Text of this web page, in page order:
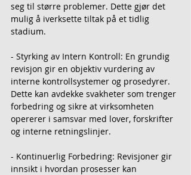
seg til større problemer. Dette gjør det
mulig å iverksette tiltak på et tidlig
stadium.
- Styrking av Intern Kontroll: En grundig
revisjon gir en objektiv vurdering av
interne kontrollsystemer og prosedyrer.
Dette kan avdekke svakheter som trenger
forbedring og sikre at virksomheten
opererer i samsvar med lover, forskrifter
og interne retningslinjer.
- Kontinuerlig Forbedring: Revisjoner gir
innsikt i hvordan prosesser kan